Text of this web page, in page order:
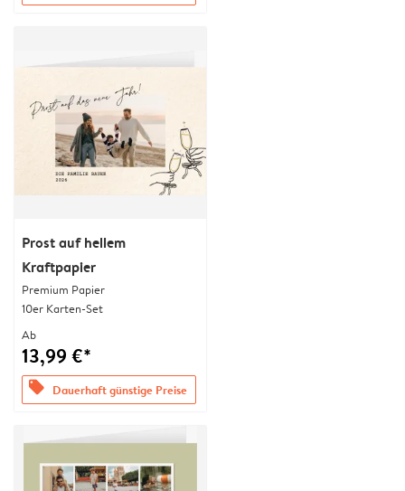
Prost auf hellem
Kraftpapier
Premium Papier
10er Karten-Set
Ab
13,99 €*
offers Dauerhaft günstige Preise